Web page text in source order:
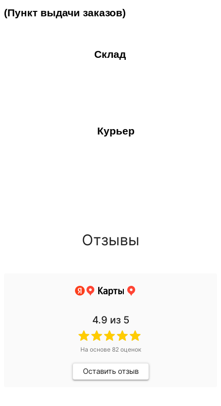
(Пункт выдачи заказов)
Склад
Курьер